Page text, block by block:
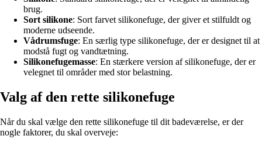
brug.
Sort silikone: Sort farvet silikonefuge, der giver et stilfuldt og
moderne udseende.
Vådrumsfuge: En særlig type silikonefuge, der er designet til at
modstå fugt og vandtætning.
Silikonefugemasse: En stærkere version af silikonefuge, der er
velegnet til områder med stor belastning.
Valg af den rette silikonefuge
Når du skal vælge den rette silikonefuge til dit badeværelse, er der
nogle faktorer, du skal overveje: